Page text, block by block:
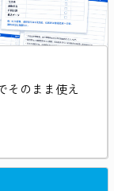
そのまま使え